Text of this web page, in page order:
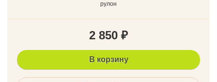
рулон
2 850 ₽
В корзину